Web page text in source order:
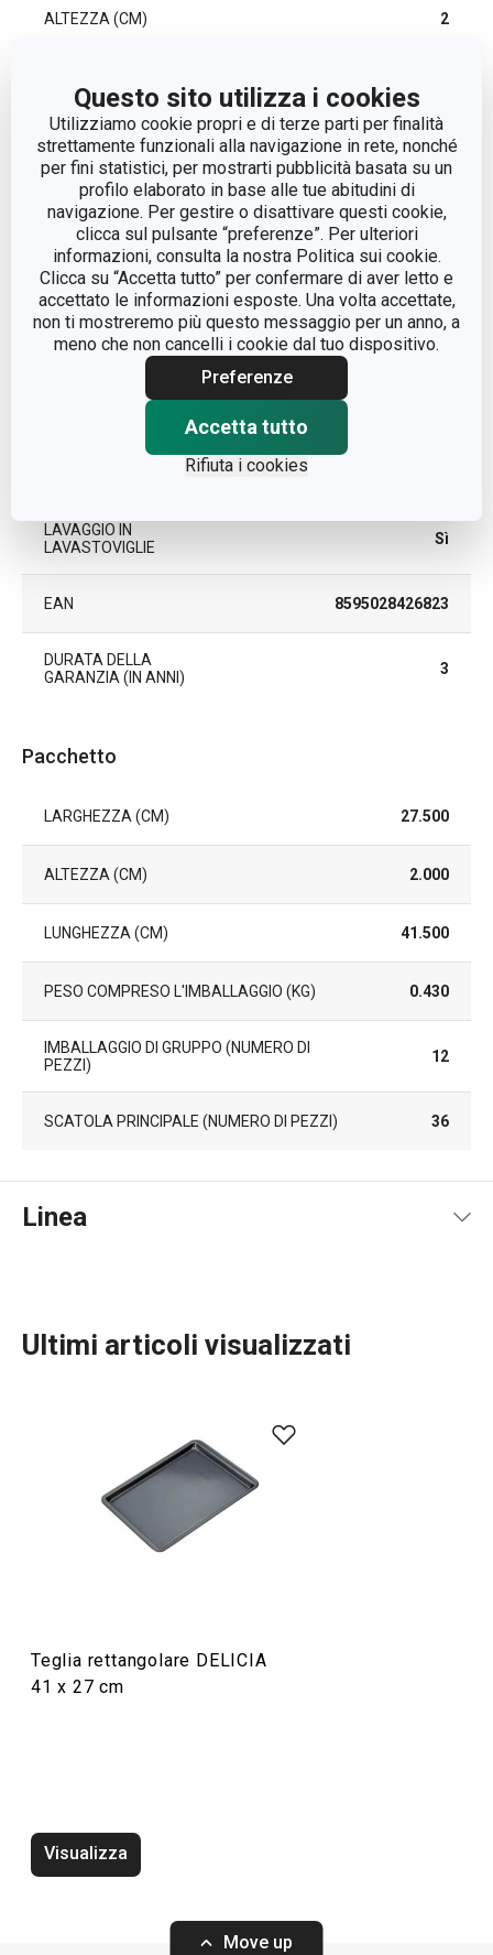
Questo sito utilizza i cookies
Utilizziamo cookie propri e di terze parti per finalità
strettamente funzionali alla navigazione in rete, nonché
per fini statistici, per mostrarti pubblicità basata su un
profilo elaborato in base alle tue abitudini di
navigazione. Per gestire o disattivare questi cookie,
clicca sul pulsante “preferenze”. Per ulteriori
informazioni, consulta la nostra Politica sui cookie.
Clicca su “Accetta tutto” per confermare di aver letto e
accettato le informazioni esposte. Una volta accettate,
non ti mostreremo più questo messaggio per un anno, a
meno che non cancelli i cookie dal tuo dispositivo.
Preferenze
Accetta tutto
Rifiuta i cookies
ALTEZZA (CM) 2
LUNGHEZZA (CM) 41
Altri parametri
ADATTO AL FORNO Sì
CATEGORIA teglie da forno
LINEA DI PRODOTTO
acciaio, rivestimento
LAVAGGIO IN
LAVASTOVIGLIE
Sì
EAN 8595028426823
DURATA DELLA
GARANZIA (IN ANNI)
3
Pacchetto
LARGHEZZA (CM) 27.500
ALTEZZA (CM) 2.000
LUNGHEZZA (CM) 41.500
PESO COMPRESO L'IMBALLAGGIO (KG) 0.430
IMBALLAGGIO DI GRUPPO (NUMERO DI
PEZZI)
12
SCATOLA PRINCIPALE (NUMERO DI PEZZI) 36
Linea
Cuocere in forno
Preparazione degli alimenti
Ultimi articoli visualizzati
Teglia rettangolare DELICIA
41 x 27 cm
Visualizza
Move up